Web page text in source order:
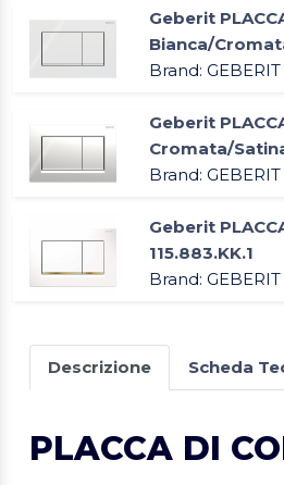
Geberit
Bianca/
Brand:
Geberit
Cromata/
Brand:
Geberit
115.883.KK.1
Brand:
Descrizione Scheda
PLACCA DI